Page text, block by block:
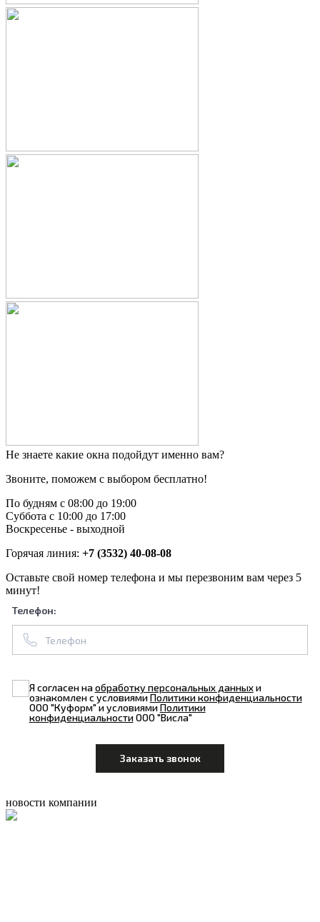
Не знаете какие окна подойдут именно вам?
Звоните, поможем с выбором бесплатно!
По будням с 08:00 до 19:00
Суббота с 10:00 до 17:00
Воскресенье - выходной
Горячая линия: +7 (3532) 40-08-08
Оставьте свой номер телефона и мы перезвоним вам через 5
минут!
Телефон:
Я согласен наобработку персональных данныхи
ознакомлен с условиямиПолитики конфиденциальности
ООО "Куформ" и условиямиПолитики
конфиденциальностиООО "Висла"
новости компании